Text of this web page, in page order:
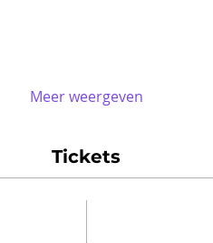
Meer weergeven
Tickets